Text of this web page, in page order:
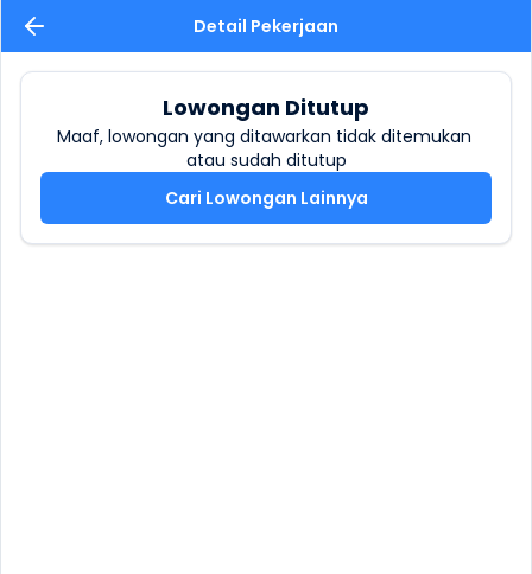
Detail Pekerjaan
Lowongan Ditutup
Maaf, lowongan yang ditawarkan tidak ditemukan
atau sudah ditutup
Cari Lowongan Lainnya